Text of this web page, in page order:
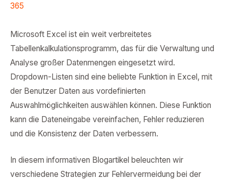
365
Microsoft Excel ist ein weit verbreitetes
Tabellenkalkulationsprogramm, das für die Verwaltung und
Analyse großer Datenmengen eingesetzt wird.
Dropdown-Listen sind eine beliebte Funktion in Excel, mit
der Benutzer Daten aus vordefinierten
Auswahlmöglichkeiten auswählen können. Diese Funktion
kann die Dateneingabe vereinfachen, Fehler reduzieren
und die Konsistenz der Daten verbessern.
In diesem informativen Blogartikel beleuchten wir
verschiedene Strategien zur Fehlervermeidung bei der